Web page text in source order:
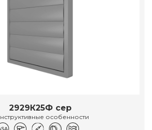
2929К25Ф сер
особенности